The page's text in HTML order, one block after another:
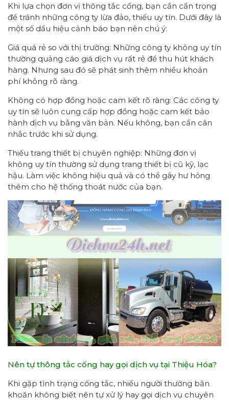
Khi lựa chọn đơn vị thông tắc cống, bạn cần cẩn trọng
để tránh những công ty lừa đảo, thiếu uy tín. Dưới đây là
một số dấu hiệu cảnh báo bạn nên chú ý:
Giá quá rẻ so với thị trường: Những công ty không uy tín
thường quảng cáo giá dịch vụ rất rẻ để thu hút khách
hàng. Nhưng sau đó sẽ phát sinh thêm nhiều khoản
phí không rõ ràng.
Không có hợp đồng hoặc cam kết rõ ràng: Các công ty
uy tín sẽ luôn cung cấp hợp đồng hoặc cam kết bảo
hành dịch vụ bằng văn bản. Nếu không, bạn cần cân
nhắc trước khi sử dụng.
Thiếu trang thiết bị chuyên nghiệp: Những đơn vị
không uy tín thường sử dụng trang thiết bị cũ kỹ, lạc
hậu. Làm việc không hiệu quả và có thể gây hư hỏng
thêm cho hệ thống thoát nước của bạn.
Nên tự thông tắc cống hay gọi dịch vụ tại Thiệu Hóa?
Khi gặp tình trạng cống tắc, nhiều người thường băn
khoăn không biết nên tự xử lý hay gọi dịch vụ chuyên